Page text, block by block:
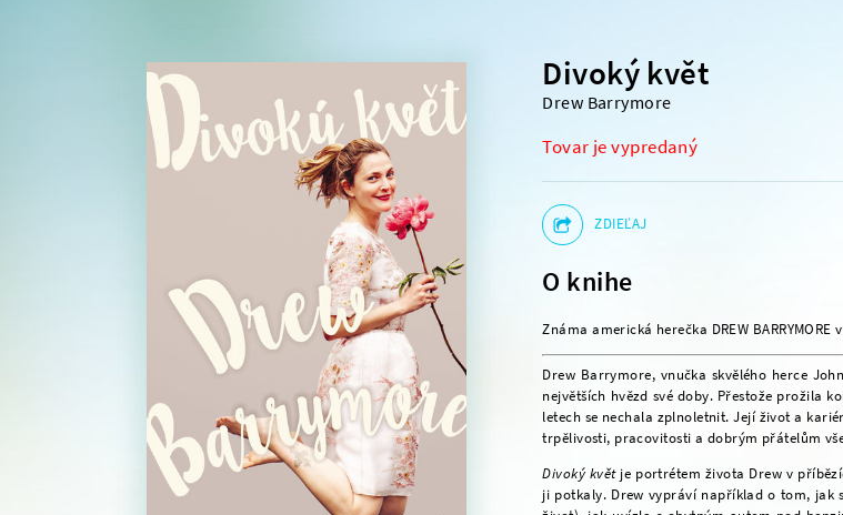
ROMÁNY
HISTORICKÉ ROMÁNY
ROZVOJ OSOBNOSTI
ZDRAVIE A ŽIVOTNÝ ŠTÝL
ŠPORT
AUTOBIOGRAFIE
ARCHÍV
Divoký květ
Drew Barrymore
Tovar je vypredaný
ZDIEĽAJ
O knihe
Známa americká herečka DREW
Drew Barrymore, vnučka skvělého herce
největších hvězd své doby. Přestože prožila
letech se nechala zplnoletnit. Její život a
trpělivosti, pracovitosti a dobrým přátelům
Divoký květje portrétem života Drew v
ji potkaly. Drew vypráví například o tom,